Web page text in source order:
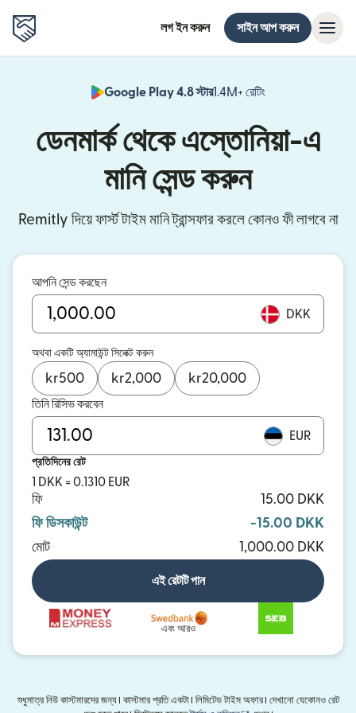
লগ ইন করুন সাইন আপ করুন
Google Play 4.8 স্টার1.4M+ রেটিং
ডেনমার্ক থেকে এস্তোনিয়া-এ
মানি সেন্ড করুন
Remitly দিয়ে ফার্স্ট টাইম মানি ট্রান্সফার করলে কোনও ফী লাগবে না
আপনি সেন্ড করছেন
DKK
অথবা একটি অ্যামাউন্ট সিলেক্ট করুন
kr500 kr2,000 kr20,000
তিনি রিসিভ করবেন
EUR
প্রতিদিনের রেট
1 DKK = 0.1310 EUR
ফি
15.00 DKK
ফি ডিসকাউন্ট
-15.00 DKK
মোট
1,000.00 DKK
এই রেটটি পান
এবং আরও
শুধুমাত্র নিউ কাস্টমারদের জন্য। কাস্টমার প্রতি একটা। লিমিটেড টাইম অফার। দেখানো যেকোনও রেট